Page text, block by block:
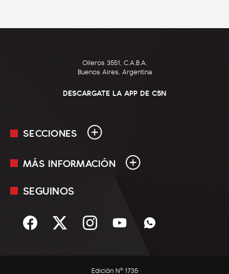
Olleros 3551, C.A.B.A.
Buenos Aires, Argentina
DESCARGATE LA APP DE C5N
SECCIONES
En Vivo
Sociedad
MÁS INFORMACIÓN
Mediakit
Términos y condiciones
SEGUINOS
Edición Nº 1735